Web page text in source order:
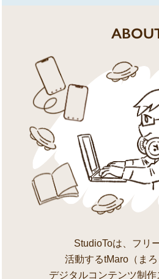
StudioToは、フリ
活動するtMaro（ま
デジタルコンテンツ制作